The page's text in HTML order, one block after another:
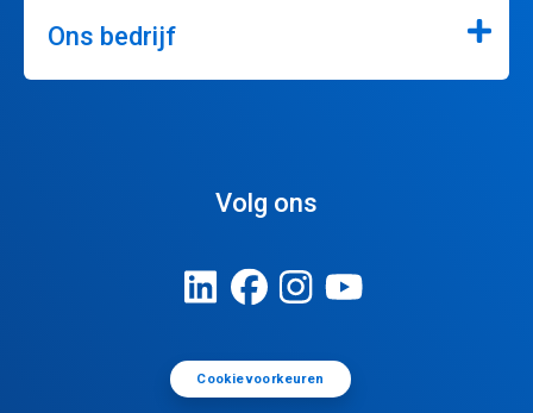
Ons bedrijf
Volg ons
Cookievoorkeuren